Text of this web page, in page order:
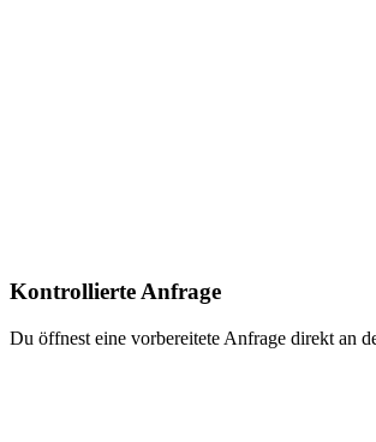
Kontrollierte Anfrage
Du öffnest eine vorbereitete Anfrage direkt an